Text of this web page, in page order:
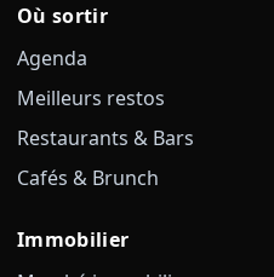
Où sortir
Agenda
Meilleurs restos
Restaurants & Bars
Cafés & Brunch
Immobilier